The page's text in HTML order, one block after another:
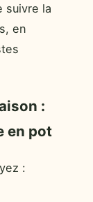
suivre la
en
:
en pot
: